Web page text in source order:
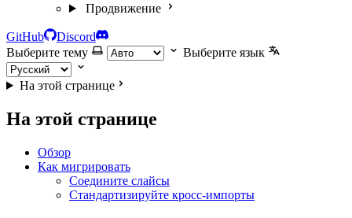
Продвижение
GitHub
Discord
Выберите тему
Выберите язык
На этой странице
На этой странице
Обзор
Как мигрировать
Соедините слайсы
Стандартизируйте кросс-импорты